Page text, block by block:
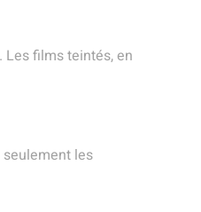
films teintés, en
les